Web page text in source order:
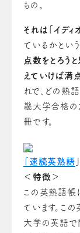
もの。
それは「イディ
ているかとい
点数をとろう
えていけば満
れで、どの熟
畿大学合格の
冊です。
「速読英熟語
＜特徴＞
この英熟語帳
ています。 この
大学の英語で